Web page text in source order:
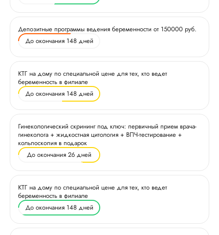
Депозитные программы ведения беременности от 150000 руб.
До окончания 148 дней
КТГ на дому по специальной цене для тех, кто ведет
беременность в филиале
До окончания 148 дней
Гинекологический скрининг под ключ: первичный прием врача-
гинеколога + жидкостная цитология + ВПЧ-тестирование +
кольпоскопия в подарок
До окончания 26 дней
КТГ на дому по специальной цене для тех, кто ведет
беременность в филиале
До окончания 148 дней